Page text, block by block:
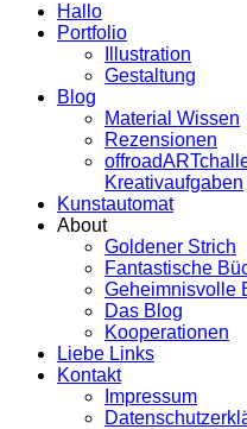
Hallo
Portfolio
Illustration
Gestaltung
Blog
Material Wissen
Rezensionen
Kreativaufgaben
Kunstautomat
About
Goldener Strich
Fantastische
Geheimnisvolle
Das Blog
Kooperationen
Liebe Links
Kontakt
Impressum